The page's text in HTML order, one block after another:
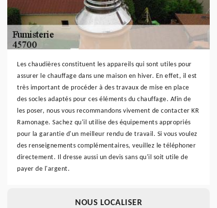
Les chaudières constituent les appareils qui sont utiles pour
assurer le chauffage dans une maison en hiver. En effet, il est
très important de procéder à des travaux de mise en place
des socles adaptés pour ces éléments du chauffage. Afin de
les poser, nous vous recommandons vivement de contacter KR
Ramonage. Sachez qu'il utilise des équipements appropriés
pour la garantie d'un meilleur rendu de travail. Si vous voulez
des renseignements complémentaires, veuillez le téléphoner
directement. Il dresse aussi un devis sans qu'il soit utile de
payer de l'argent.
NOUS LOCALISER